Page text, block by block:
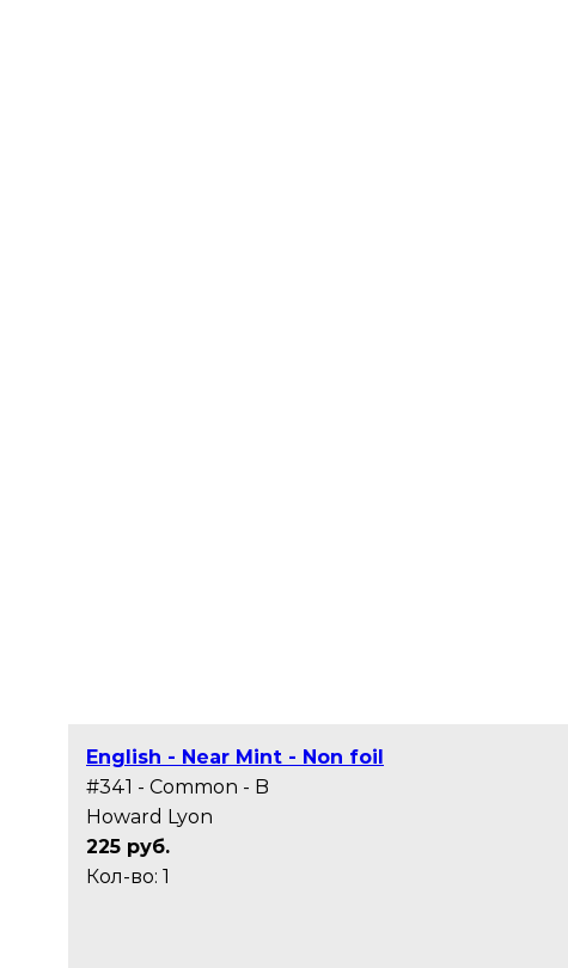
English - Near Mint - Non foil
#341 - Common - B
Howard Lyon
225 руб.
Кол-во: 1